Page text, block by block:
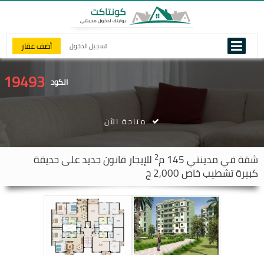
تسجيل الدخول أضف عقار
الكود 19493
شقة فيمدينتي 2 للإيجار قانون جديد على حديقة
كبيرة تشطيب خاص 2,000 ج
متاحة الآن